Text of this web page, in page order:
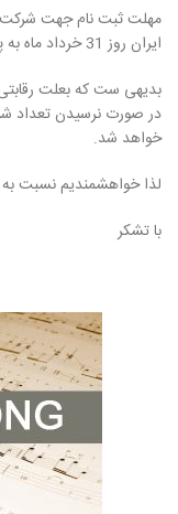
مهلت ثبت نام جهت شرکت
ایران روز 31 خرداد ماه به پایان میرسد.
بدیهی ست که بعلت
در صورت نرسیدن تعداد
خواهد شد.
لذا خواهشمندیم نسبت به
با تشکر